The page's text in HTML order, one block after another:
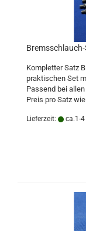
Kompletter Satz
praktischen Set
Passend bei
Preis pro Satz
Lieferzeit: ca.1-